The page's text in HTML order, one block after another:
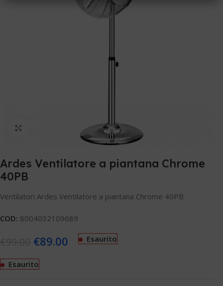
Clicca per ingrandire
Ardes Ventilatore a piantana Chrome
40PB
Ventilatori Ardes Ventilatore a piantana Chrome 40PB
COD: 8004032109689
€89.00 Esaurito
Esaurito